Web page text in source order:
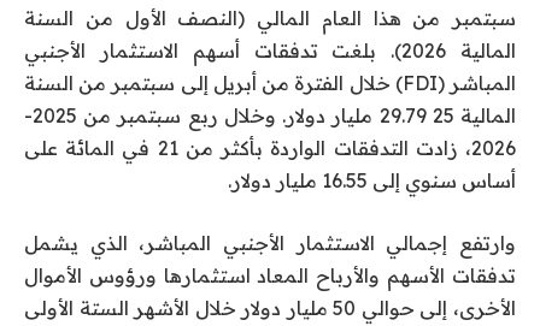
سبتمبر من هذا العام المالي (النصف الأول من السنة
المالية 2026). بلغت تدفقات أسهم الاستثمار الأجنبي
المباشر (FDI) خلال الفترة من أبريل إلى سبتمبر من السنة
المالية 25 29.79 مليار دولار. وخلال ربع سبتمبر من 2025-
2026، زادت التدفقات الواردة بأكثر من 21 في المائة على
أساس سنوي إلى 16.55 مليار دولار.
وارتفع إجمالي الاستثمار الأجنبي المباشر، الذي يشمل
تدفقات الأسهم والأرباح المعاد استثمارها ورؤوس الأموال
الأخرى، إلى حوالي 50 مليار دولار خلال الأشهر الستة الأولى